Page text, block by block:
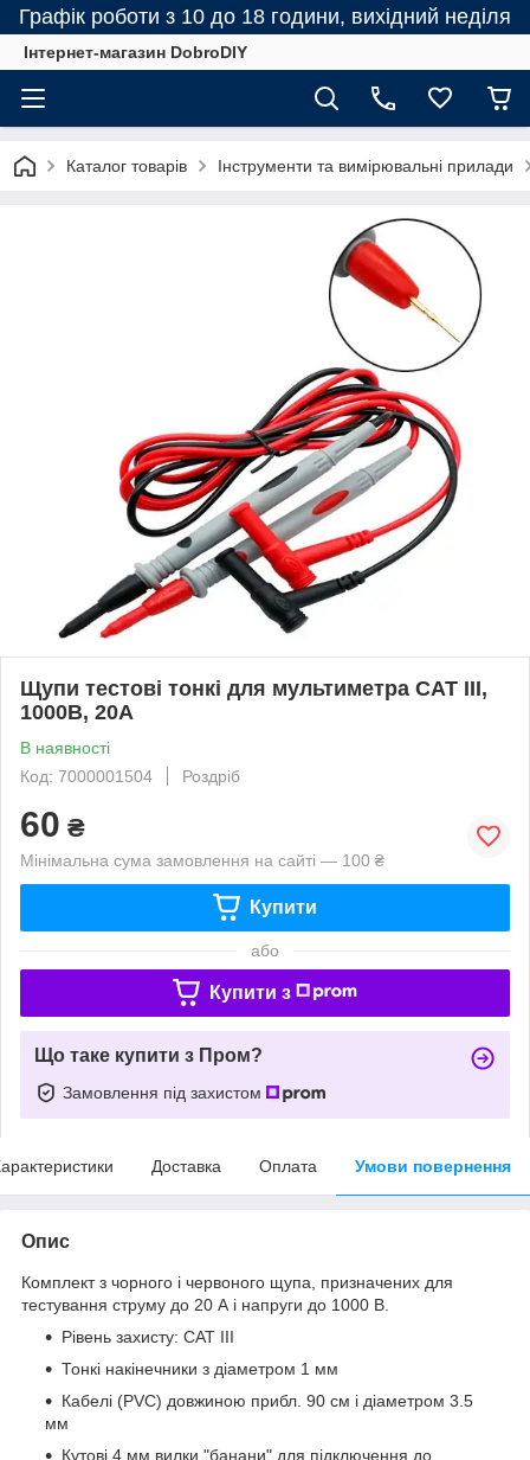
Графік роботи з 10 до 18 години, вихідний неділя
Інтернет-магазин DobroDIY
Каталог товарів Інструменти та вимірювальні прилади
Щупи тестові тонкі для мультиметра CAT III,
1000В, 20А
В наявності
Код: 7000001504
Роздріб
60 ₴
Мінімальна сума замовлення на сайті — 100 ₴
Купити
або
Купити з
Що таке купити з Пром?
Замовлення під захистом
Доставка Оплата Умови повернення
Опис
Комплект з чорного і червоного щупа, призначених для
тестування струму до 20 А і напруги до 1000 В.
Рівень захисту: CAT III
Тонкі накінечники з діаметром 1 мм
Кабелі (PVC) довжиною прибл. 90 см і діаметром 3.5
мм
Кутові 4 мм вилки "банани" для підключення до